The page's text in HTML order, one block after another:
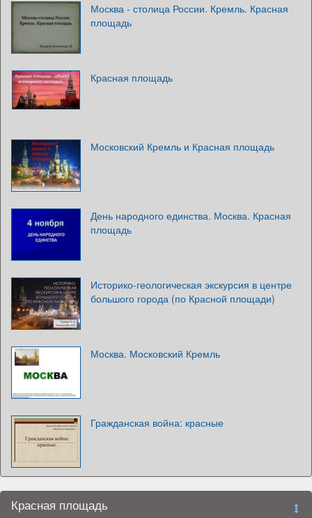
Москва - столица России. Кремль. Красная
площадь
Красная площадь
Московский Кремль и Красная площадь
День народного единства. Москва. Красная
площадь
Историко-геологическая экскурсия в центре
большого города (по Красной площади)
Москва. Московский Кремль
Гражданская война: красные
Красная площадь